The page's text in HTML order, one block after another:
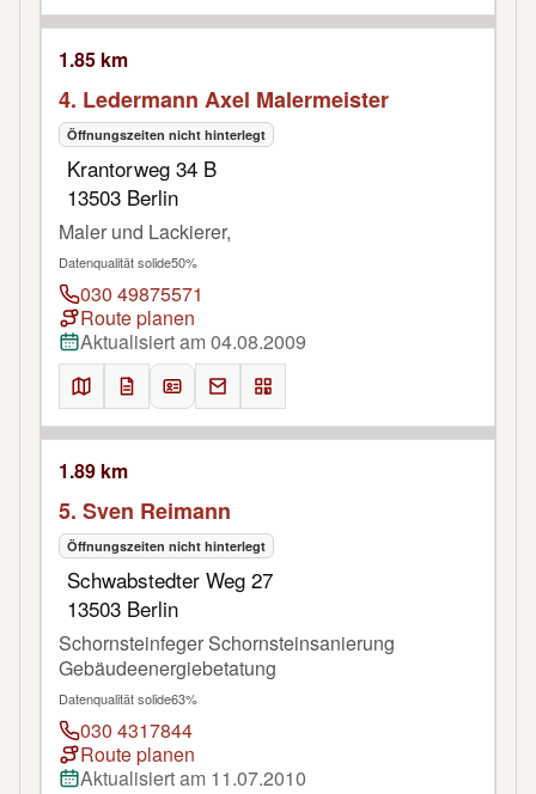
1.85 km
4. Ledermann Axel Malermeister
Öffnungszeiten nicht hinterlegt
Krantorweg 34 B
13503 Berlin
Maler und Lackierer,
Datenqualität solide50%
030 49875571
Route planen
Aktualisiert am 04.08.2009
1.89 km
5. Sven Reimann
Öffnungszeiten nicht hinterlegt
Schwabstedter Weg 27
13503 Berlin
Schornsteinfeger Schornsteinsanierung
Gebäudeenergiebetatung
Datenqualität solide63%
030 4317844
Route planen
Aktualisiert am 11.07.2010